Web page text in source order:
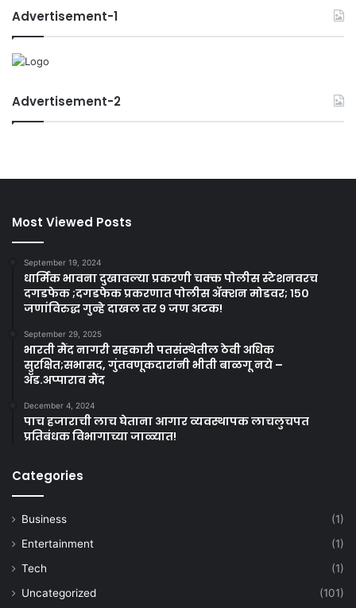
Advertisement-1
Advertisement-2
Most Viewed Posts
September 19, 2024
धार्मिक भावना दुखावल्या प्रकरणी चक्क पोलीस स्टेशनवरच
दगडफेक ;दगडफेक प्रकरणात पोलीस अ‍ॅक्शन मोडवर; १५०
जणांविरुद्ध गुन्हे दाखल तर ९ जण अटक!
September 29, 2025
भारती मैंद नागरी सहकारी पतसंस्थेतील ठेवी अधिक
सुरक्षित;सभासद, गुंतवणूकदारांनी भीती बाळगू नये –
ॲड.अप्पाराव मैंद
December 4, 2024
पाच हजाराची लाच घेताना आगार व्यवस्थापक लाचलुचपत
प्रतिबंधक विभागाच्या जाळ्यात!
Categories
Business
(1)
Entertainment
(1)
Tech
(1)
Uncategorized
(101)